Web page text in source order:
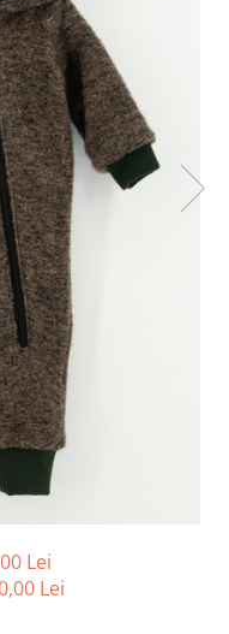
Lei
Lei